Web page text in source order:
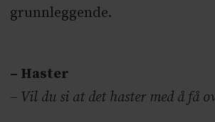
grunnleggende.
– Haster
– Vil du si at det haster med å få